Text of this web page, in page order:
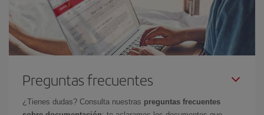
Preguntas frecuentes
¿Tienes dudas? Consulta nuestras preguntas frecuentes